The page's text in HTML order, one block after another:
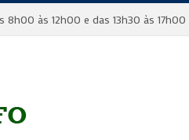
8h00 às 12h00 e das 13h30 às